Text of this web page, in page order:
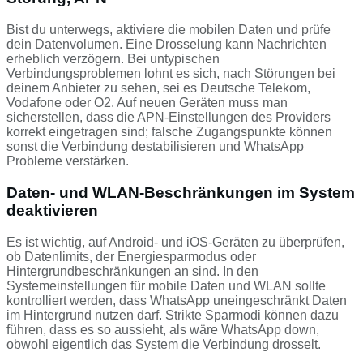
Bist du unterwegs, aktiviere die mobilen Daten und prüfe
dein Datenvolumen. Eine Drosselung kann Nachrichten
erheblich verzögern. Bei untypischen
Verbindungsproblemen lohnt es sich, nach Störungen bei
deinem Anbieter zu sehen, sei es Deutsche Telekom,
Vodafone oder O2. Auf neuen Geräten muss man
sicherstellen, dass die APN-Einstellungen des Providers
korrekt eingetragen sind; falsche Zugangspunkte können
sonst die Verbindung destabilisieren und WhatsApp
Probleme verstärken.
Daten- und WLAN-Beschränkungen im System
deaktivieren
Es ist wichtig, auf Android- und iOS-Geräten zu überprüfen,
ob Datenlimits, der Energiesparmodus oder
Hintergrundbeschränkungen an sind. In den
Systemeinstellungen für mobile Daten und WLAN sollte
kontrolliert werden, dass WhatsApp uneingeschränkt Daten
im Hintergrund nutzen darf. Strikte Sparmodi können dazu
führen, dass es so aussieht, als wäre WhatsApp down,
obwohl eigentlich das System die Verbindung drosselt.